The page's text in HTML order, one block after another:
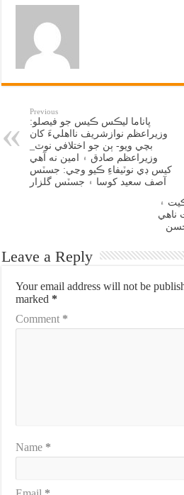
Previous
پاناما ليڪس ڪيس جو فيصلو:
وزيراعظم نوازشريف نااهليءَ کان
بچي ويو- ٻن جو اختلافي نوٽ_
وزيراعظم صادق ۽ امين نه آهي
کيس ڊي نوٽيفاءِ ڪيو وڃي: جسٽس
آصف سعيد کوسا ۽ جسٽس گلزار
۽
ناهي
Leave a Reply
Your email address will not be
marked *
Comment *
Name *